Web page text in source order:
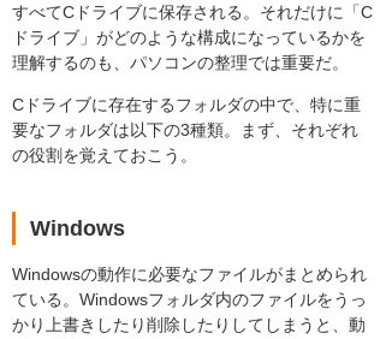
すべてCドライブに保存される。それだけに「C
ドライブ」がどのような構成になっているかを
理解するのも、パソコンの整理では重要だ。
Cドライブに存在するフォルダの中で、特に重
要なフォルダは以下の3種類。まず、それぞれ
の役割を覚えておこう。
Windows
Windowsの動作に必要なファイルがまとめられ
ている。Windowsフォルダ内のファイルをうっ
かり上書きしたり削除したりしてしまうと、動